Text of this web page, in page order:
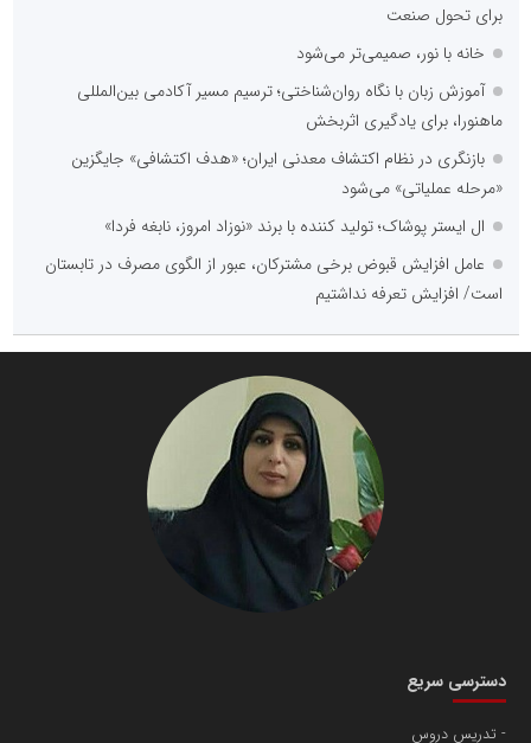
برای تحول صنعت
خانه با نور، صمیمی‌تر می‌شود
آموزش زبان با نگاه روان‌شناختی؛ ترسیم مسیر آکادمی بین‌المللی
ماهنورا، برای یادگیری اثربخش
بازنگری در نظام اکتشاف معدنی ایران؛ «هدف اکتشافی» جایگزین
«مرحله عملیاتی» می‌شود
ال ایستر پوشاک؛ تولید کننده با برند «نوزاد امروز، نابغه فردا»
عامل افزایش قبوض برخی مشترکان، عبور از الگوی مصرف در تابستان
است/ افزایش تعرفه نداشتیم
دسترسی سریع
تدریس دروس